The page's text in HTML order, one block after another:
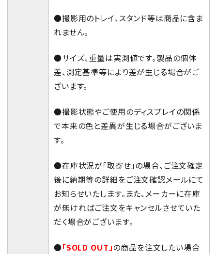
●撮影用のトレイ、スタンド等は商品に含ま
れません。
●サイズ、重量は実測値です。製品の個体
差、測定基準等により差が生じる場合がご
ざいます。
●撮影状態やご使用のディスプレイの関係
で本来の色と差異が生じる場合がございま
す。
●在庫状況が「取寄せ」の場合、ご注文確定
後に納期等の詳細をご注文確認メールにて
お知らせいたします。また、メーカーに在庫
が無ければご注文をキャンセルさせていた
だく場合がございます。
●「SOLD OUT」の商品を注文したい場合